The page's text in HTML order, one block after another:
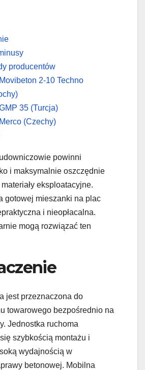
producentów
2-10 Techno
35 (Turcja)
(Czechy)
powinni
i maksymalnie oszczędnie
eksploatacyjne.
gotowej mieszanki na plac
i nieopłacalna.
mogą rozwiązać ten
jest przeznaczona do
towarowego bezpośrednio na
Jednostka ruchoma
szybkością montażu i
wydajnością w
betonowej. Mobilna